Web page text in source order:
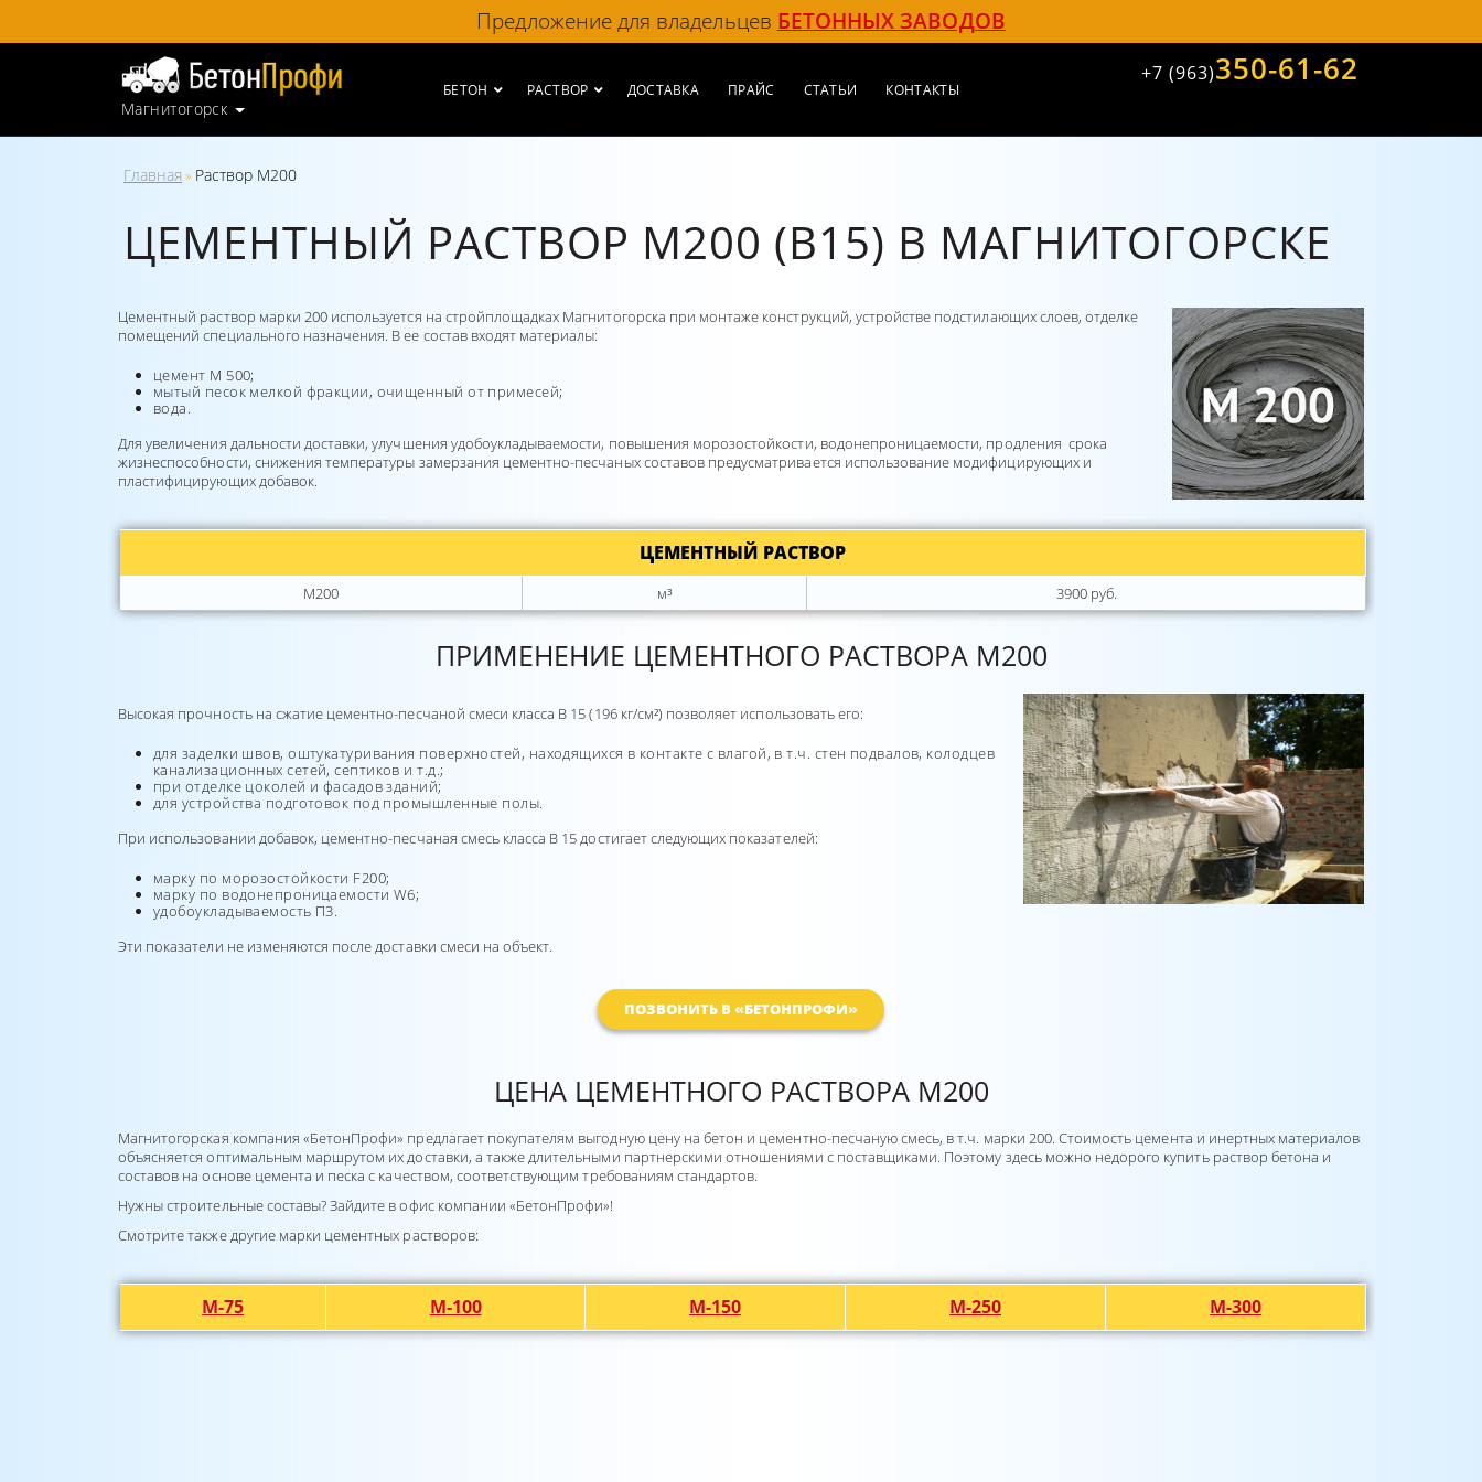
Предложение для владельцев БЕТОННЫХ ЗАВОДОВ
Магнитогорск
БЕТОН РАСТВОР ДОСТАВКА ПРАЙС СТАТЬИ КОНТАКТЫ
+7 (963)350-61-62
Главная » Раствор М200
ЦЕМЕНТНЫЙ РАСТВОР М200 (В15) В МАГНИТОГОРСКЕ
Цементный раствор марки 200 используется на стройплощадках Магнитогорска при монтаже конструкций, устройстве подстилающих слоев, отделке
помещений специального назначения. В ее состав входят материалы:
цемент М 500;
мытый песок мелкой фракции, очищенный от примесей;
вода.
Для увеличения дальности доставки, улучшения удобоукладываемости, повышения морозостойкости, водонепроницаемости, продления срока
жизнеспособности, снижения температуры замерзания цементно-песчаных составов предусматривается использование модифицирующих и
пластифицирующих добавок.
ЦЕМЕНТНЫЙ РАСТВОР
М200 м³ 3900 руб.
ПРИМЕНЕНИЕ ЦЕМЕНТНОГО РАСТВОРА М200
Высокая прочность на сжатие цементно-песчаной смеси класса В 15 (196 кг/см²) позволяет использовать его:
для заделки швов, оштукатуривания поверхностей, находящихся в контакте с влагой, в т.ч. стен подвалов, колодцев
канализационных сетей, септиков и т.д.;
при отделке цоколей и фасадов зданий;
для устройства подготовок под промышленные полы.
При использовании добавок, цементно-песчаная смесь класса В 15 достигает следующих показателей:
марку по морозостойкости F200;
марку по водонепроницаемости W6;
удобоукладываемость П3.
Эти показатели не изменяются после доставки смеси на объект.
ПОЗВОНИТЬ В «БЕТОНПРОФИ»
ЦЕНА ЦЕМЕНТНОГО РАСТВОРА М200
Магнитогорская компания «БетонПрофи» предлагает покупателям выгодную цену на бетон и цементно-песчаную смесь, в т.ч. марки 200. Стоимость цемента и инертных материалов
объясняется оптимальным маршрутом их доставки, а также длительными партнерскими отношениями с поставщиками. Поэтому здесь можно недорого купить раствор бетона и
составов на основе цемента и песка с качеством, соответствующим требованиям стандартов.
Нужны строительные составы? Зайдите в офис компании «БетонПрофи»!
Смотрите также другие марки цементных растворов:
М-75 М-100 М-150 М-250 М-300